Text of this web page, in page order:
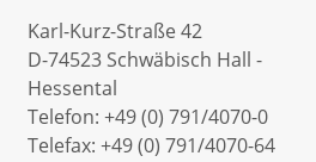
Karl-Kurz-Straße 42
D-74523 Schwäbisch Hall -
Hessental
Telefon: +49 (0) 791/4070-0
Telefax: +49 (0) 791/4070-64